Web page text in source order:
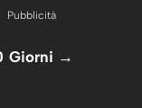
Pubblicità
Giorni →